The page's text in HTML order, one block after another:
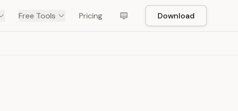
Free Tools Pricing Download